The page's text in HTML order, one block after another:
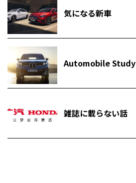
気になる新車
Automobile Study
雑誌に載らない話